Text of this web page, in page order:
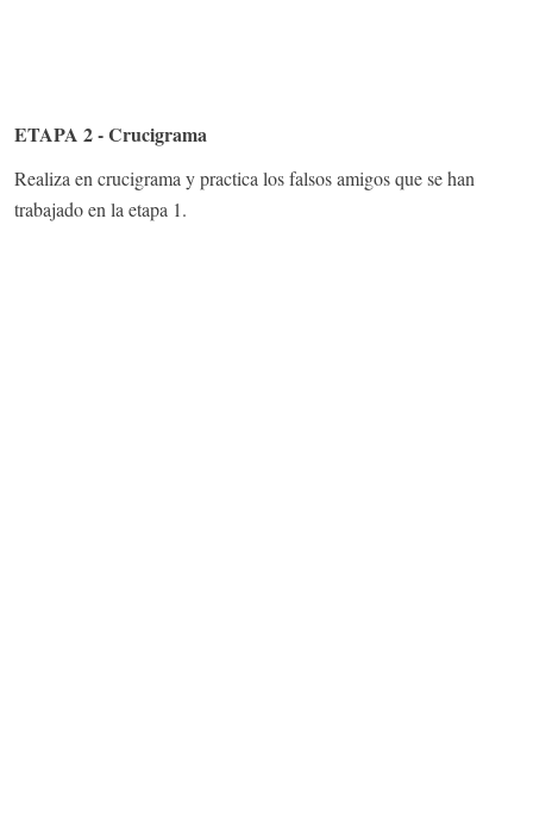
ETAPA 2 - Crucigrama
Realiza en crucigrama y practica los falsos amigos que se han
trabajado en la etapa 1.